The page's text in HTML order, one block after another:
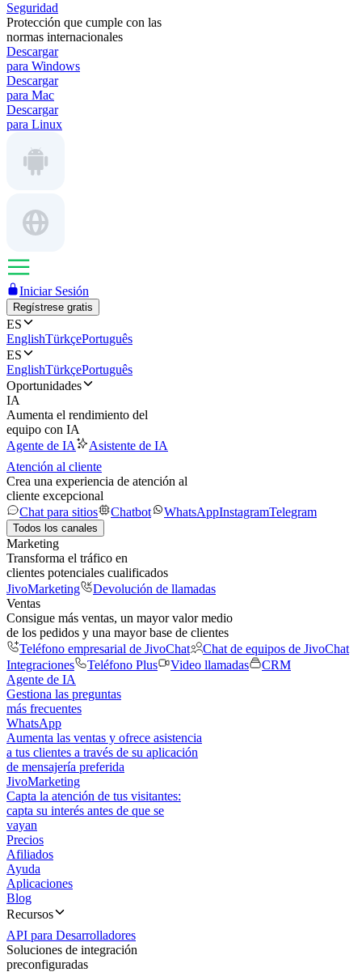
Seguridad
Protección que cumple con las
normas internacionales
Descargar
para Windows
Descargar
para Mac
Descargar
para Linux
Iniciar Sesión
Regístrese gratis
ES
EnglishTürkçePortuguês
ES
EnglishTürkçePortuguês
Oportunidades
IA
Aumenta el rendimiento del
equipo con IA
Agente de IA
Asistente de IA
Atención al cliente
Crea una experiencia de atención al
cliente excepcional
Chat para sitios
Chatbot WhatsAppInstagramTelegram
Todos los canales
Marketing
Transforma el tráfico en
clientes potenciales cualificados
JivoMarketing
Devolución de llamadas
Ventas
Consigue más ventas, un mayor valor medio
de los pedidos y una mayor base de clientes
Teléfono empresarial de JivoChat
Chat de equipos de JivoChat
Integraciones
Teléfono Plus Video llamadas
CRM
Agente de IA
Gestiona las preguntas
más frecuentes
WhatsApp
Aumenta las ventas y ofrece asistencia
a tus clientes a través de su aplicación
de mensajería preferida
JivoMarketing
Capta la atención de tus visitantes:
capta su interés antes de que se
vayan
Precios
Afiliados
Ayuda
Aplicaciones
Blog
Recursos
API para Desarrolladores
Soluciones de integración
preconfiguradas